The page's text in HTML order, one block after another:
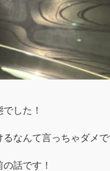
した！
るなんて言っちゃダメで
話です！